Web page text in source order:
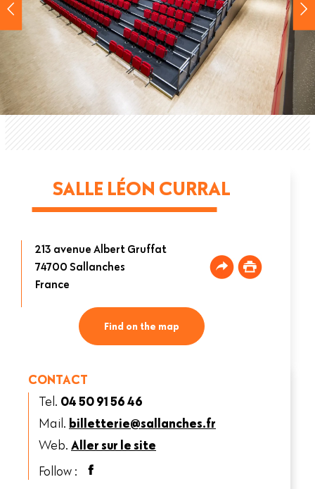
SALLE LÉON CURRAL
213 avenue Albert Gruffat
74700 Sallanches
France
Find on the map
CONTACT
Tel. 04 50 91 56 46
Mail. billetterie@sallanches.fr
Web. Aller sur le site
Follow :